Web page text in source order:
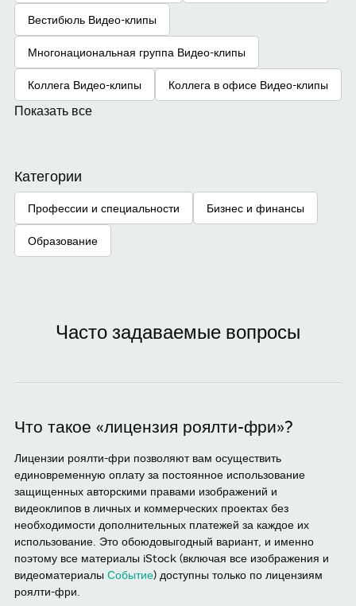
Вестибюль Видео-клипы
Многонациональная группа Видео-клипы
Коллега Видео-клипы Коллега в офисе Видео-клипы
Показать все
Категории
Профессии и специальности Бизнес и финансы
Образование
Часто задаваемые вопросы
Что такое «лицензия роялти-фри»?
Лицензии роялти-фри позволяют вам осуществить
единовременную оплату за постоянное использование
защищенных авторскими правами изображений и
видеоклипов в личных и коммерческих проектах без
необходимости дополнительных платежей за каждое их
использование. Это обоюдовыгодный вариант, и именно
поэтому все материалы iStock (включая все изображения и
видеоматериалы Событие) доступны только по лицензиям
роялти-фри.